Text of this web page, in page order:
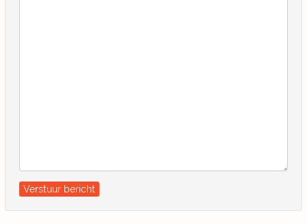
Verstuur bericht